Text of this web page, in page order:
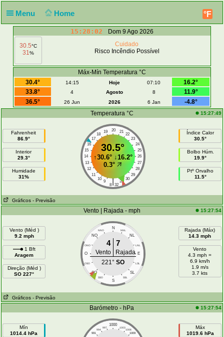
Menu Home °F
15:28:02
Dom 9 Ago 2026
30.5°C
31%
Cuidado
Risco Incêndio Possível
Máx-Mín Temperatura °C
30.4°
14:15 Hoje 07:10
16.2°
33.8°
4 Agosto 8
11.9°
36.5°
26 Jun 2026 6 Jan
-4.8°
Temperatura °C
15:27:49
Fahrenheit
86.9°
Interior
29.3°
Humidade
31%
20
19 21
18
22
17
23
16
24
15
25
14
26
13
27
12
28
11
29
10
30
9 31
|
8 32
30.5°
↑30.6°↓16.2°
0.3°
Índice Calor
30.5°
Bolbo Húm.
19.9°
Ptº Orvalho
11.5°
Gráficos - Previsão
Vento | Rajada - mph 15:27:54
Vento (Méd )
9.2 mph
1 Bft
Aragem
Direção (Méd )
SO 227°
N
NNO NNL
NO NL
ONO LNL
O E
OSO LSL
SO SL
SSO SSL
S
4 7
Vento
Rajada
221° SO
Rajada (Máx)
14.3 mph
Vento
4.3 mph =
6.9 km/h
1.9 m/s
3.7 kts
Gráficos - Previsão
Barómetro - hPa 15:27:54
Mín
1014.4 hPa
1000
997 1003
994
1006
991
1009
Máx
1019.6 hPa